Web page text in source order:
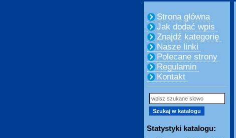
Strona główna
Jak dodać wpis
Znajdź kategorię
Nasze linki
Polecane strony
Regulamin
Kontakt
Statystyki katalogu: